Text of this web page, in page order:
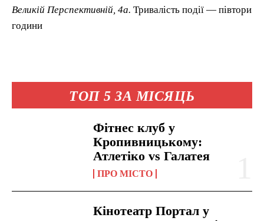
ТОП 5 ЗА МІСЯЦЬ
Фітнес клуб у
Кропивницькому:
Атлетіко vs Галатея
ПРО МІСТО
Кінотеатр Портал у
Великій Перспективній, 4а. Тривалість події — півтори
години